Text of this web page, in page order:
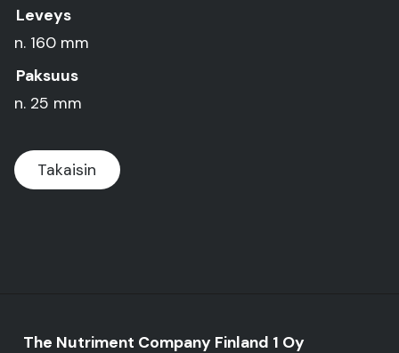
Leveys
n. 160 mm
Paksuus
n. 25 mm
Takaisin
The Nutriment Company Finland 1 Oy